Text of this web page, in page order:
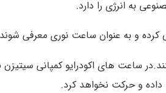
به انرژی را دارد.
کرده و به عنوان ساعت نوری معرفی
به گونه ایست که اگر شارژ کاملی داشته باشند می توانند به مدت زمان 5 سال عمل کنند.در ساعت های
داده و حرکت نخواهد کرد.